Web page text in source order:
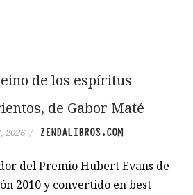
de los espíritus
de Gabor Maté
2026 / ZENDALIBROS.COM
del Premio Hubert Evans de
2010 y convertido en best